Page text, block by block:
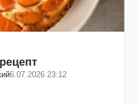
6.07.2026 23:12